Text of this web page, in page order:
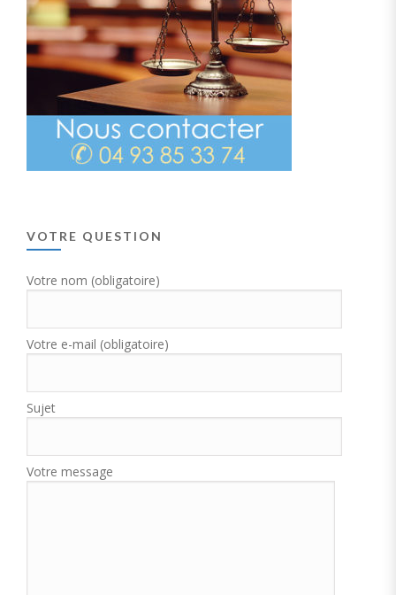
VOTRE QUESTION
Votre nom (obligatoire)
Votre e-mail (obligatoire)
Sujet
Votre message